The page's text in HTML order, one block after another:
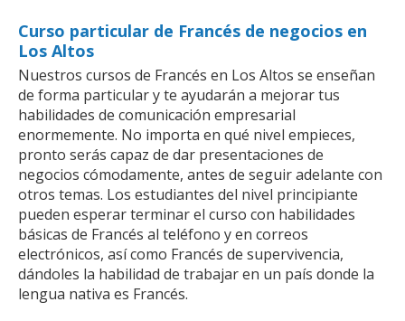
Curso particular de Francés de negocios en
Los Altos
Nuestros cursos de Francés en Los Altos se enseñan
de forma particular y te ayudarán a mejorar tus
habilidades de comunicación empresarial
enormemente. No importa en qué nivel empieces,
pronto serás capaz de dar presentaciones de
negocios cómodamente, antes de seguir adelante con
otros temas. Los estudiantes del nivel principiante
pueden esperar terminar el curso con habilidades
básicas de Francés al teléfono y en correos
electrónicos, así como Francés de supervivencia,
dándoles la habilidad de trabajar en un país donde la
lengua nativa es Francés.